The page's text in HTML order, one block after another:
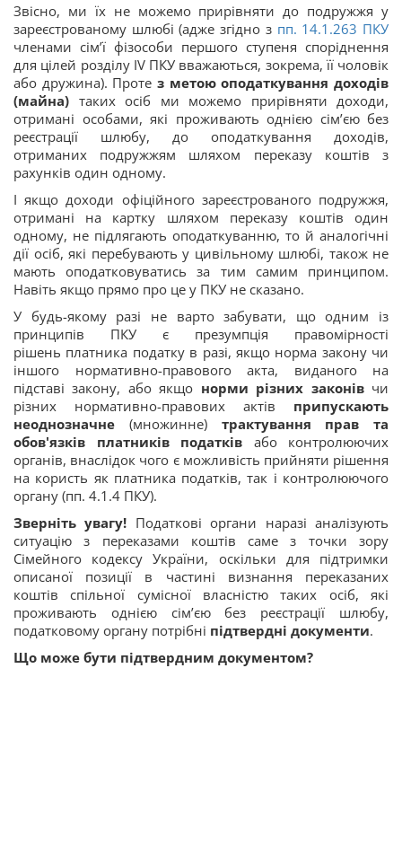
Звісно, ми їх не можемо прирівняти до подружжя у
зареєстрованому шлюбі (адже згідно з пп. 14.1.263 ПКУ
членами сім’ї фізособи першого ступеня споріднення
для цілей розділу IV ПКУ вважаються, зокрема, її чоловік
або дружина). Проте з метою оподаткування доходів
(майна) таких осіб ми можемо прирівняти доходи,
отримані особами, які проживають однією сім’єю без
реєстрації шлюбу, до оподаткування доходів,
отриманих подружжям шляхом переказу коштів з
рахунків один одному.
І якщо доходи офіційного зареєстрованого подружжя,
отримані на картку шляхом переказу коштів один
одному, не підлягають оподаткуванню, то й аналогічні
дії осіб, які перебувають у цивільному шлюбі, також не
мають оподатковуватись за тим самим принципом.
Навіть якщо прямо про це у ПКУ не сказано.
У будь-якому разі не варто забувати, що одним із
принципів ПКУ є презумпція правомірності
рішень платника податку в разі, якщо норма закону чи
іншого нормативно-правового акта, виданого на
підставі закону, або якщо норми різних законівчи
різних нормативно-правових актів припускають
неоднозначне (множинне) трактування прав та
обов'язків платників податків або контролюючих
органів, внаслідок чого є можливість прийняти рішення
на користь як платника податків, так і контролюючого
органу (пп. 4.1.4 ПКУ).
Зверніть увагу! Податкові органи наразі аналізують
ситуацію з переказами коштів саме з точки зору
Сімейного кодексу України, оскільки для підтримки
описаної позиції в частині визнання переказаних
коштів спільної сумісної власністю таких осіб, які
проживають однією сім’єю без реєстрації шлюбу,
податковому органу потрібні підтвердні документи.
Що може бути підтвердним документом?